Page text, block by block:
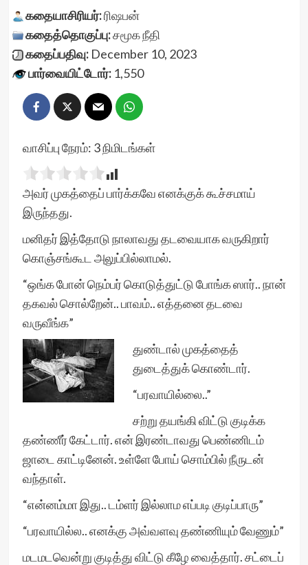
கதையாசிரியர்:ரிஷபன்
கதைத்தொகுப்பு:சமூக நீதி
கதைப்பதிவு:December 10, 2023
பார்வையிட்டோர்:1,550
வாசிப்பு நேரம்: 3நிமிடங்கள்
அவர் முகத்தைப் பார்க்கவே எனக்குக் கூச்சமாய்
இருந்தது.
மனிதர் இத்தோடு நாலாவது தடவையாக வருகிறார்
கொஞ்சங்கூட அலுப்பில்லாமல்.
“ஒங்க போன் நெம்பர் கொடுத்துட்டு போங்க ஸார்.. நான்
தகவல் சொல்றேன்.. பாவம்.. எத்தனை தடவை
வருவீங்க”
துண்டால் முகத்தைத்
துடைத்துக் கொண்டார்.
“பரவாயில்லை..”
சற்று தயங்கி விட்டு குடிக்க
தண்ணீர் கேட்டார். என் இரண்டாவது பெண்ணிடம்
ஜாடை காட்டினேன். உள்ளே போய் சொம்பில் நீருடன்
வந்தாள்.
“என்னம்மா இது.. டம்ளர் இல்லாம எப்படி குடிப்பாரு”
“பரவாயில்ல.. எனக்கு அவ்வளவு தண்ணியும் வேணும்”
மடமடவென்று குடித்து விட்டு கீழே வைத்தார். சட்டைப்